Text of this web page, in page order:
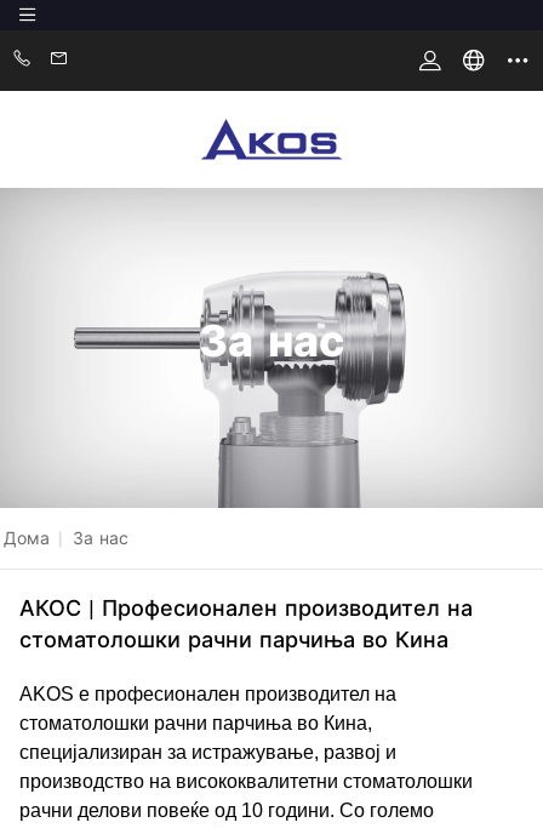
За нас
Дома За нас
АКОС | Професионален производител на
стоматолошки рачни парчиња во Кина
AKOS е професионален производител на
стоматолошки рачни парчиња во Кина,
специјализиран за истражување, развој и
производство на висококвалитетни стоматолошки
рачни делови повеќе од 10 години. Со големо